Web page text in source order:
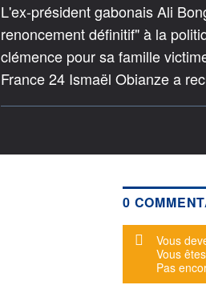
L'ex-président gabonais Ali
renoncement définitif" à la
clémence pour sa famille
France 24 Ismaël Obianze a
0
Vous
Vous
Pas